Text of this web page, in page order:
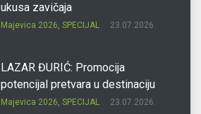
ukusa zavičaja
Majevica 2026, SPECIJAL 23.07.2026.
LAZAR ĐURIĆ: Promocija
potencijal pretvara u destinaciju
Majevica 2026, SPECIJAL 23.07.2026.